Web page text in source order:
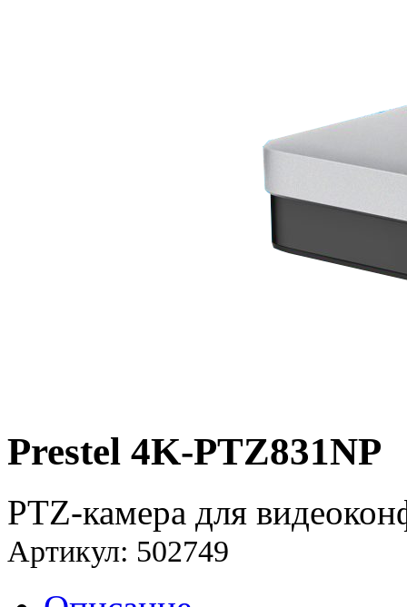
Prestel 4K-PTZ831NP
PTZ-камера для
Артикул: 502749